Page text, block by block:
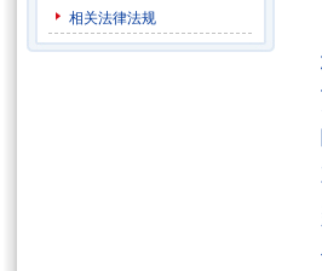
相关法律法规